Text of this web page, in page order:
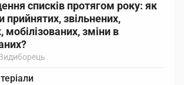
списків протягом року: як
прийнятих, звільнених,
зміни в